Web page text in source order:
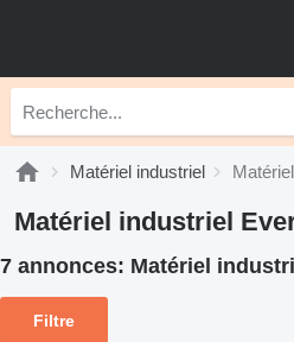
Matériel industriel
Matériel industriel
7 annonces: Matériel
Filtre